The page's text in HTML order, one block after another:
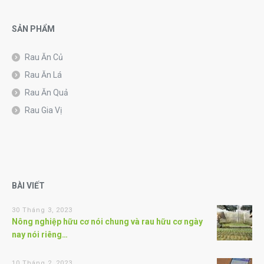
SẢN PHẨM
Rau Ăn Củ
Rau Ăn Lá
Rau Ăn Quả
Rau Gia Vị
BÀI VIẾT
30 Tháng 3, 2023
Nông nghiệp hữu cơ nói chung và rau hữu cơ ngày
nay nói riêng…